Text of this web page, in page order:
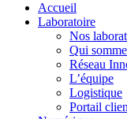
Accueil
Laboratoire
Nos
Qui
Réseau
L’équipe
Logistique
Portail